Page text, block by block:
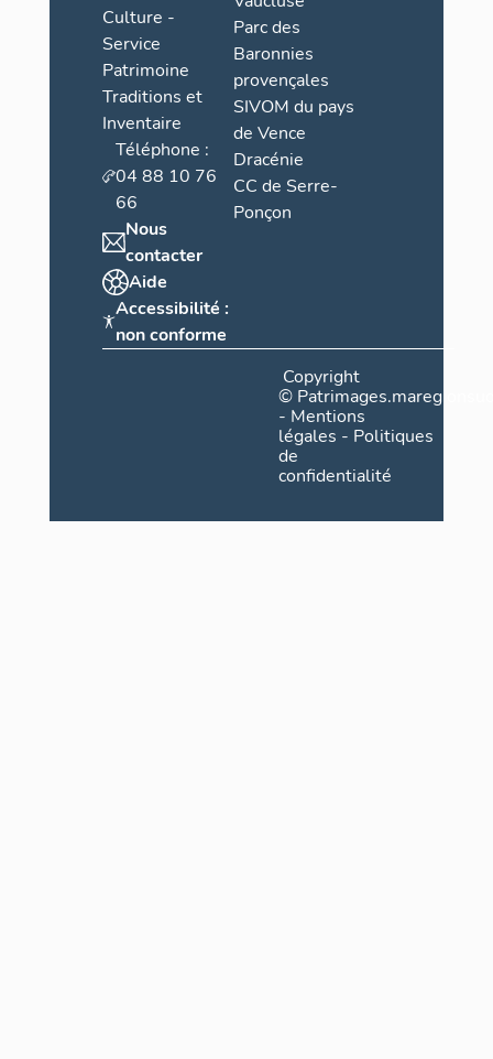
Culture -
Service
Patrimoine
Traditions et
Inventaire
Téléphone :
04 88 10 76
66
Nous
contacter
Aide
Accessibilité :
non conforme
Parc des
Baronnies
provençales
SIVOM du pays
de Vence
Dracénie
CC de Serre-
Ponçon
Copyright
©
- Mentions
légales - Politiques
de
confidentialité